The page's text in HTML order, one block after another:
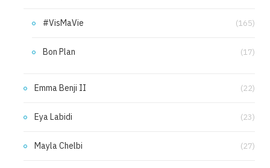
#VisMaVie (165)
Bon Plan (17)
Emma Benji II (22)
Eya Labidi (23)
Mayla Chelbi (27)